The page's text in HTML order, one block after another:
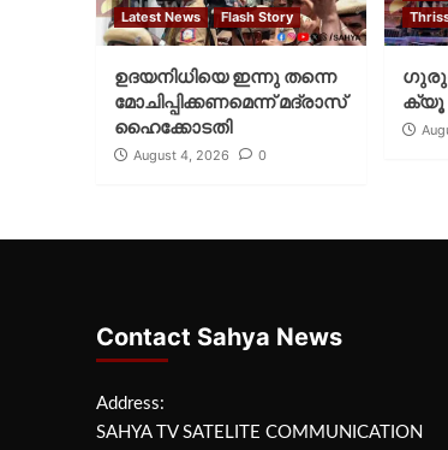
Latest News Flash Story
ഉദയനിധിയെ ഇന്നു തന്നെ
മോചിപ്പിക്കണമെന്ന് മദ്രാസ്
ഹൈക്കോടതി
August 4, 2026 0
ക്യൂ
Contact Sahya News
Address:
SAHYA TV SATELITE COMMUNICATION